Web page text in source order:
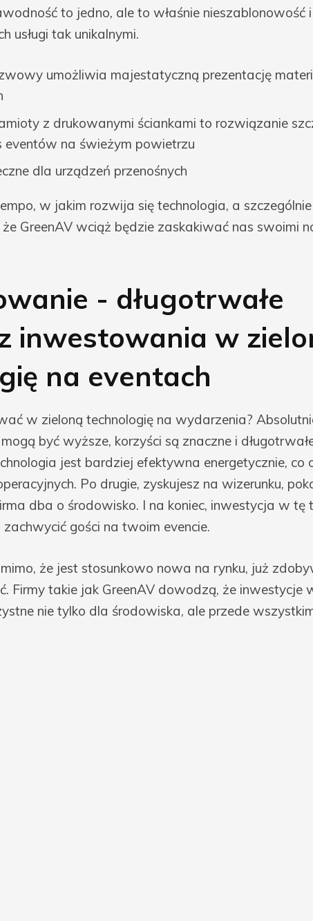
to jedno, ale to właśnie nieszablonowość i
usługi tak unikalnymi.
umożliwia majestatyczną prezentację
z drukowanymi ściankami to rozwiązanie
eventów na świeżym powietrzu
dla urządzeń przenośnych
w jakim rozwija się technologia, a
GreenAV wciąż będzie zaskakiwać nas swoimi
- długotrwałe
inwestowania w
na eventach
w zieloną technologię na wydarzenia?
być wyższe, korzyści są znaczne i
jest bardziej efektywna energetycznie, co
Po drugie, zyskujesz na wizerunku,
dba o środowisko. I na koniec, inwestycja w tę
gości na twoim evencie.
że jest stosunkowo nowa na rynku, już
Firmy takie jak GreenAV dowodzą, że inwestycje
nie tylko dla środowiska, ale przede